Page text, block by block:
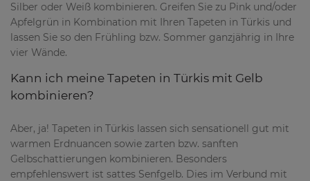
Silber oder Weiß kombinieren. Greifen Sie zu Pink und/oder
Apfelgrün in Kombination mit Ihren Tapeten in Türkis und
lassen Sie so den Frühling bzw. Sommer ganzjährig in Ihre
vier Wände.
Kann ich meine Tapeten in Türkis mit Gelb
kombinieren?
Aber, ja! Tapeten in Türkis lassen sich sensationell gut mit
warmen Erdnuancen sowie zarten bzw. sanften
Gelbschattierungen kombinieren. Besonders
empfehlenswert ist sattes Senfgelb. Dies im Verbund mit